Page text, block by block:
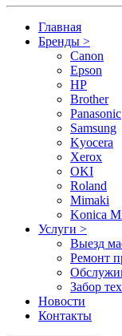
Главная
Бренды >
Canon
Epson
HP
Brother
Panasonic
Samsung
Kyocera
Xerox
OKI
Roland
Mimaki
Konica
Услуги >
Выезд
Ремонт
Забор
Новости
Контакты